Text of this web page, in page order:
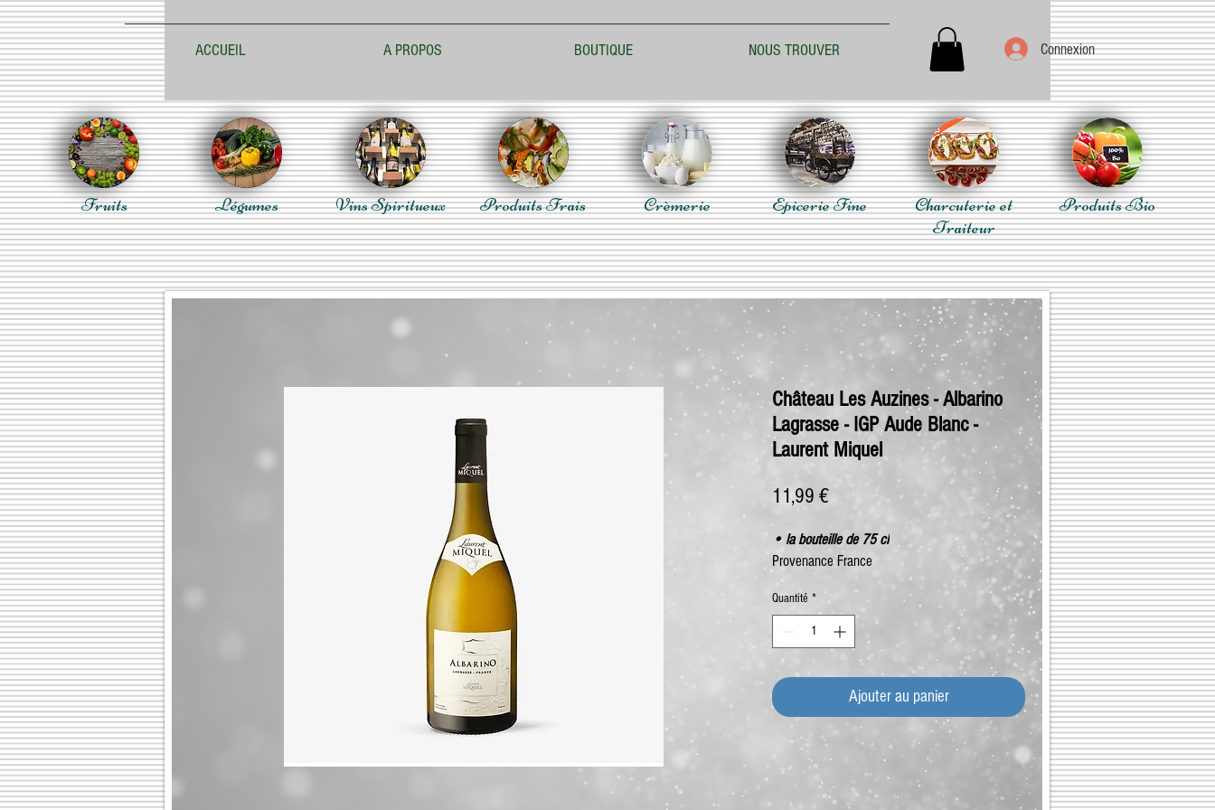
ACCUEIL A PROPOS BOUTIQUE NOUS TROUVER Connexion
Fruits Légumes Vins Spiritueux Produits Frais Crèmerie Epicerie Fine
Charcuterie et
Traiteur
Produits Bio
Château Les Auzines - Albarino
Lagrasse - IGP Aude Blanc -
Laurent Miquel
11,99 €Prix
• la bouteille de 75 cl
Provenance France
Quantité *
Ajouter au panier